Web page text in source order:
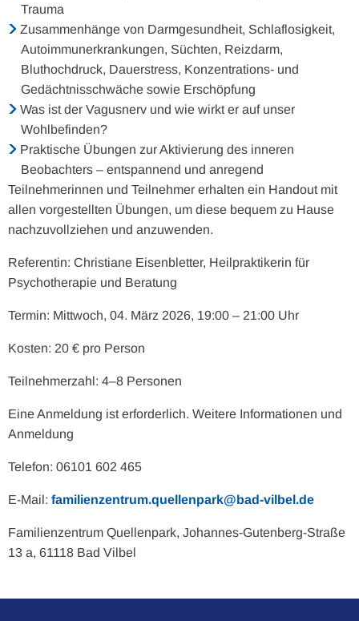
Trauma
Zusammenhänge von Darmgesundheit, Schlaflosigkeit,
Autoimmunerkrankungen, Süchten, Reizdarm,
Bluthochdruck, Dauerstress, Konzentrations- und
Gedächtnisschwäche sowie Erschöpfung
Was ist der Vagusnerv und wie wirkt er auf unser
Wohlbefinden?
Praktische Übungen zur Aktivierung des inneren
Beobachters – entspannend und anregend
Teilnehmerinnen und Teilnehmer erhalten ein Handout mit
allen vorgestellten Übungen, um diese bequem zu Hause
nachzuvollziehen und anzuwenden.
Referentin: Christiane Eisenbletter, Heilpraktikerin für
Psychotherapie und Beratung
Termin: Mittwoch, 04. März 2026, 19:00 – 21:00 Uhr
Kosten: 20 € pro Person
Teilnehmerzahl: 4–8 Personen
Eine Anmeldung ist erforderlich. Weitere Informationen und
Anmeldung
Telefon: 06101 602 465
E-Mail: familienzentrum.quellenpark@bad-vilbel.de
Familienzentrum Quellenpark, Johannes-Gutenberg-Straße
13 a, 61118 Bad Vilbel